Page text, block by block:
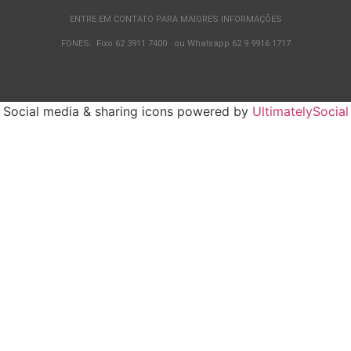
ENTRE EM CONTATO PARA MAIORES INFORMAÇÕES
FONES: Fixo 62 3911 7400 ou Whatsapp 62 9 9916 1717
.
Social media & sharing icons powered by UltimatelySocial